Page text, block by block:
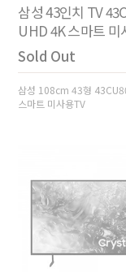
삼성 43인치 TV
UHD 4K 스마트 미
Sold Out
삼성 108cm 43형
스마트 미사용TV